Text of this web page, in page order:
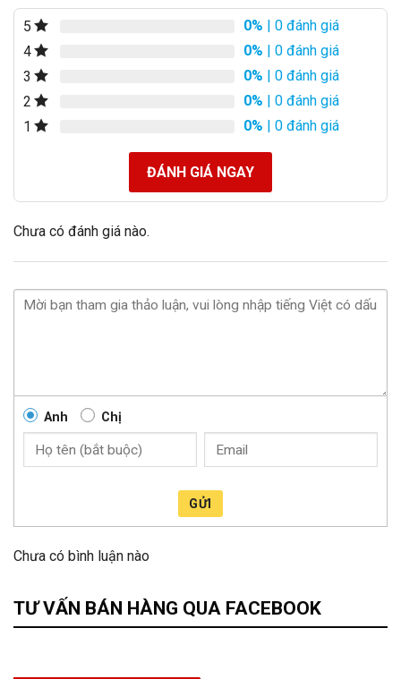
5 0% | 0 đánh giá
4
0% | 0 đánh giá
3
0% | 0 đánh giá
2
0% | 0 đánh giá
1
0% | 0 đánh giá
ĐÁNH GIÁ NGAY
Chưa có đánh giá nào.
Anh Chị
GỬI
Chưa có bình luận nào
TƯ VẤN BÁN HÀNG QUA FACEBOOK